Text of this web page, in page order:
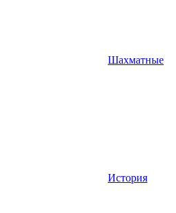
Шахматные
История